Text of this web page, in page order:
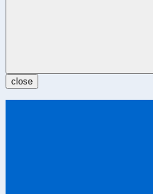
close